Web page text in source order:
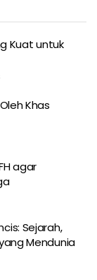
Kuat untuk
Khas
agar
Sejarah,
Mendunia